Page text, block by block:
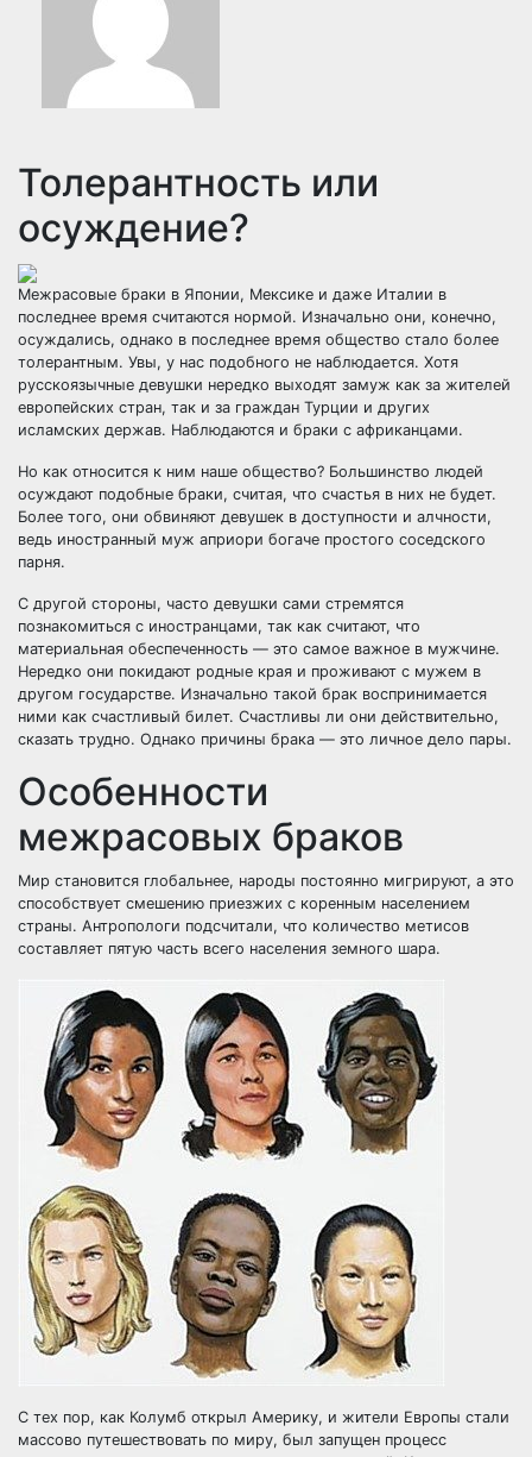
Толерантность или
осуждение?
Межрасовые браки в Японии, Мексике и даже Италии в
последнее время считаются нормой. Изначально они, конечно,
осуждались, однако в последнее время общество стало более
толерантным. Увы, у нас подобного не наблюдается. Хотя
русскоязычные девушки нередко выходят замуж как за жителей
европейских стран, так и за граждан Турции и других
исламских держав. Наблюдаются и браки с африканцами.
Но как относится к ним наше общество? Большинство людей
осуждают подобные браки, считая, что счастья в них не будет.
Более того, они обвиняют девушек в доступности и алчности,
ведь иностранный муж априори богаче простого соседского
парня.
С другой стороны, часто девушки сами стремятся
познакомиться с иностранцами, так как считают, что
материальная обеспеченность — это самое важное в мужчине.
Нередко они покидают родные края и проживают с мужем в
другом государстве. Изначально такой брак воспринимается
ними как счастливый билет. Счастливы ли они действительно,
сказать трудно. Однако причины брака — это личное дело пары.
Особенности
межрасовых браков
Мир становится глобальнее, народы постоянно мигрируют, а это
способствует смешению приезжих с коренным населением
страны. Антропологи подсчитали, что количество метисов
составляет пятую часть всего населения земного шара.
С тех пор, как Колумб открыл Америку, и жители Европы стали
массово путешествовать по миру, был запущен процесс